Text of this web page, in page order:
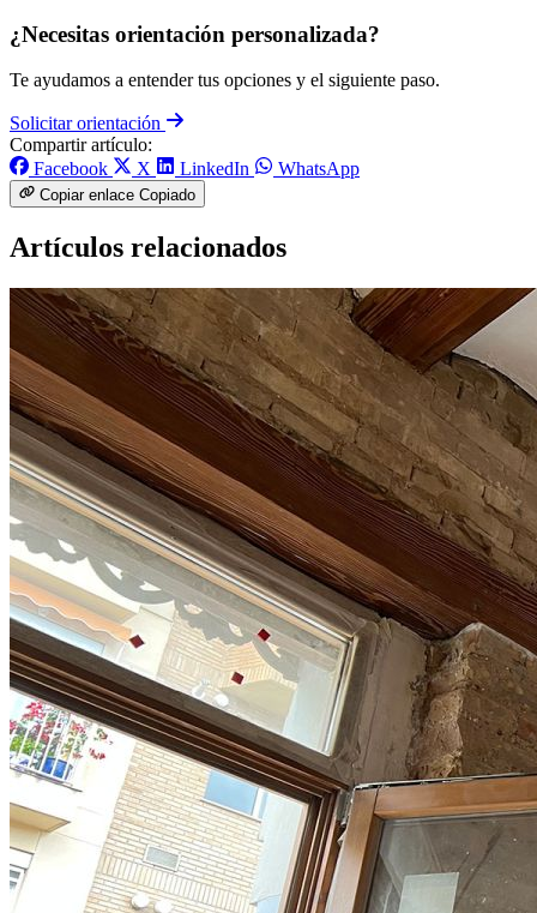
¿Necesitas orientación personalizada?
Te ayudamos a entender tus opciones y el siguiente paso.
Solicitar orientación
Compartir artículo:
Facebook
X LinkedIn WhatsApp
Copiar enlace Copiado
Artículos relacionados